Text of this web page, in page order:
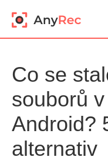
Co se
souborů
Android?
alternativ